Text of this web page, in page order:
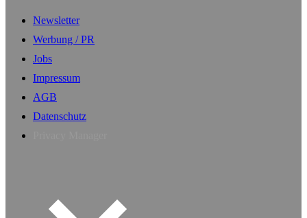
Newsletter
Werbung / PR
Jobs
Impressum
AGB
Datenschutz